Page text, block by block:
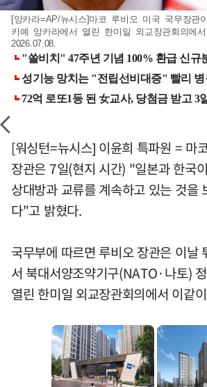
[앙카라=AP/뉴시스]마코 루비오 미국 국무장관
키예 앙카라에서 열린 한미일 외교장관회의에
2026.07.08.
[워싱턴=뉴시스] 이윤희 특파원 = 마
장관은 7일(현지 시간) "일본과 한국
상대방과 교류를 계속하고 있는 것을
다"고 밝혔다.
국무부에 따르면 루비오 장관은 이날
서 북대서양조약기구(NATO·나토)
열린 한미일 외교장관회의에서 이같